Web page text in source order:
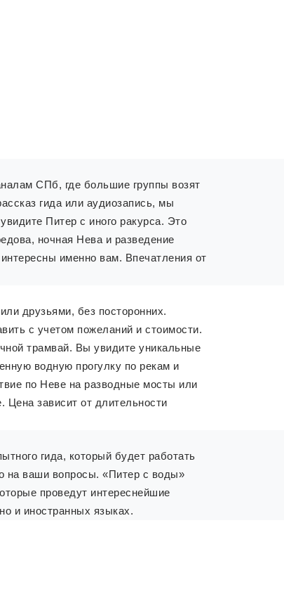
СПб, где большие группы возят
гида или аудиозапись, мы
Питер с иного ракурса. Это
ночная Нева и разведение
именно вам. Впечатления от
друзьями, без посторонних.
с учетом пожеланий и стоимости.
трамвай. Вы увидите уникальные
водную прогулку по рекам и
по Неве на разводные мосты или
Цена зависит от длительности
гида, который будет работать
на ваши вопросы. «Питер с воды»
проведут интереснейшие
и иностранных языках.